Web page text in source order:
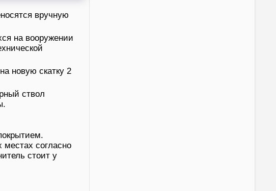
вручную
на вооружении
новую скатку 2
ствол
местах согласно
стоит у